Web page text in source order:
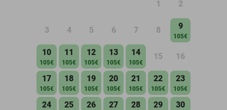
1 2
3 4 5 6 7 8 9
105€
10
105€
11
105€
12
105€
13
105€
14
105€
15 16
17
105€
18
105€
19
105€
20
105€
21
105€
22
105€
23
105€
24 25 26 27 28 29 30